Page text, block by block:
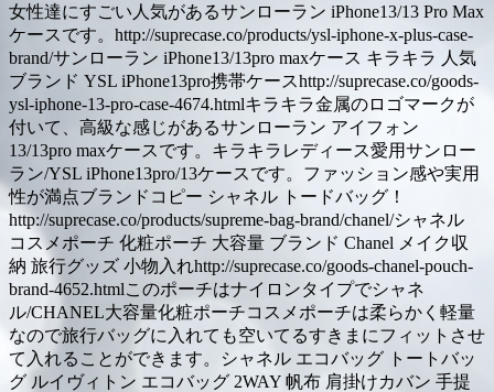
女性達にすごい人気があるサンローラン iPhone13/13 Pro Max
ケースです。http://suprecase.co/products/ysl-iphone-x-plus-case-
brand/サンローラン iPhone13/13pro maxケース キラキラ 人気
ブランド YSL iPhone13pro携帯ケースhttp://suprecase.co/goods-
ysl-iphone-13-pro-case-4674.htmlキラキラ金属のロゴマークが
付いて、高級な感じがあるサンローラン アイフォン
13/13pro maxケースです。キラキラレディース愛用サンロー
ラン/YSL iPhone13pro/13ケースです。ファッション感や実用
性が満点ブランドコピー シャネル トードバッグ！
http://suprecase.co/products/supreme-bag-brand/chanel/シャネル
コスメポーチ 化粧ポーチ 大容量 ブランド Chanel メイク収
納 旅行グッズ 小物入れhttp://suprecase.co/goods-chanel-pouch-
brand-4652.htmlこのポーチはナイロンタイプでシャネ
ル/CHANEL大容量化粧ポーチコスメポーチは柔らかく軽量
なので旅行バッグに入れても空いてるすきまにフィットさせ
て入れることができます。シャネル エコバッグ トートバッ
グ ルイヴィトン エコバッグ 2WAY 帆布 肩掛けカバン 手提